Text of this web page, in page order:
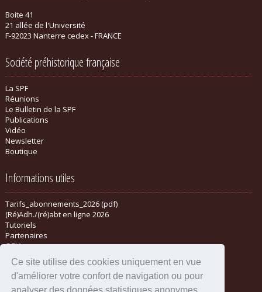
Ce site utilise des cookies uniquement en vue
d'améliorer votre confort de navigation ou pour
analyser des données statistiques anonymes.
Boite 41
21 allée de l'Université
F-92023 Nanterre cedex - FRANCE
Société préhistorique française
La SPF
Réunions
Le Bulletin de la SPF
Publications
Vidéo
Newsletter
Boutique
Informations utiles
Tarifs_abonnements_2026 (pdf)
(Ré)Adh./(ré)abt en ligne 2026
Tutoriels
Partenaires
CGV